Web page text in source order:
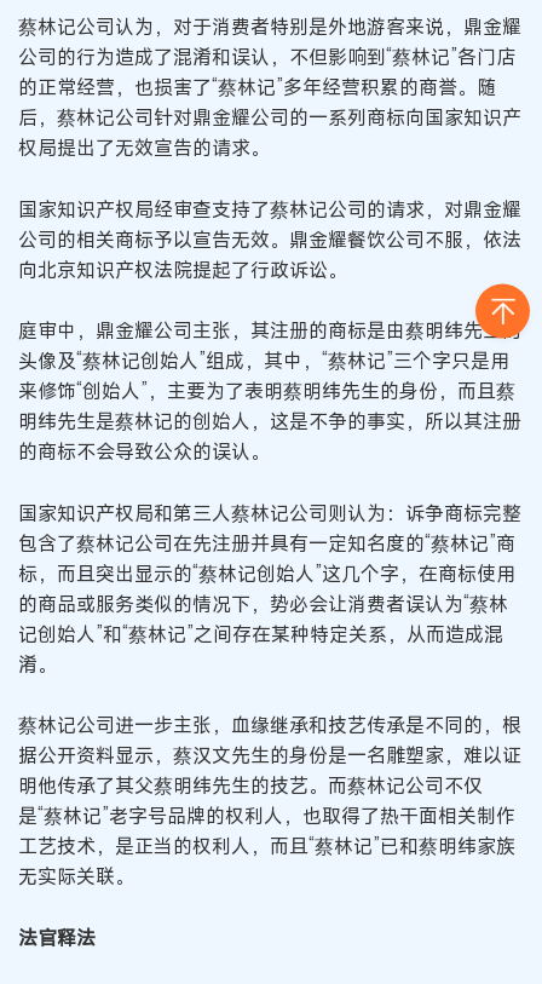
蔡林记公司认为，对于消费者特别是外地游客来说，鼎金耀
公司的行为造成了混淆和误认，不但影响到“蔡林记”各门店
的正常经营，也损害了“蔡林记”多年经营积累的商誉。随
后，蔡林记公司针对鼎金耀公司的一系列商标向国家知识产
权局提出了无效宣告的请求。
国家知识产权局经审查支持了蔡林记公司的请求，对鼎金耀
公司的相关商标予以宣告无效。鼎金耀餐饮公司不服，依法
向北京知识产权法院提起了行政诉讼。
庭审中，鼎金耀公司主张，其注册的商标是由蔡明纬先生的
头像及“蔡林记创始人”组成，其中，“蔡林记”三个字只是用
来修饰“创始人”，主要为了表明蔡明纬先生的身份，而且蔡
明纬先生是蔡林记的创始人，这是不争的事实，所以其注册
的商标不会导致公众的误认。
国家知识产权局和第三人蔡林记公司则认为：诉争商标完整
包含了蔡林记公司在先注册并具有一定知名度的“蔡林记”商
标，而且突出显示的“蔡林记创始人”这几个字，在商标使用
的商品或服务类似的情况下，势必会让消费者误认为“蔡林
记创始人”和“蔡林记”之间存在某种特定关系，从而造成混
淆。
蔡林记公司进一步主张，血缘继承和技艺传承是不同的，根
据公开资料显示，蔡汉文先生的身份是一名雕塑家，难以证
明他传承了其父蔡明纬先生的技艺。而蔡林记公司不仅
是“蔡林记”老字号品牌的权利人，也取得了热干面相关制作
工艺技术，是正当的权利人，而且“蔡林记”已和蔡明纬家族
无实际关联。
法官释法